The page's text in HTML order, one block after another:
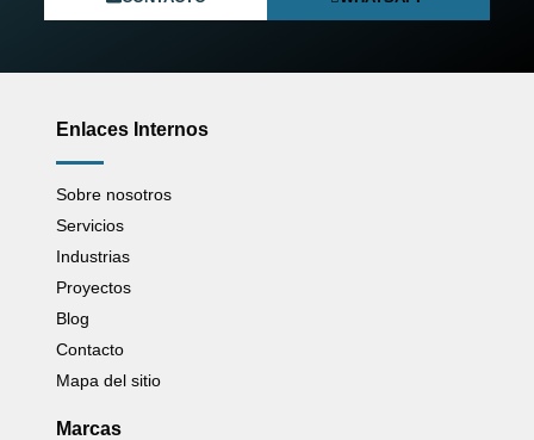
Enlaces Internos
Sobre nosotros
Servicios
Industrias
Proyectos
Blog
Contacto
Mapa del sitio
Marcas